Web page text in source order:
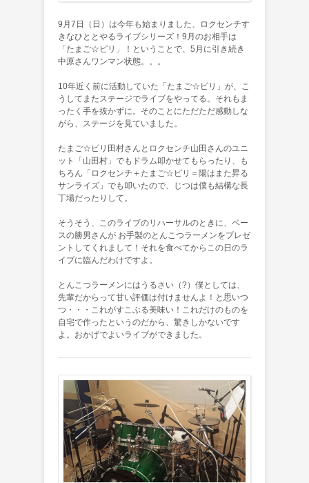
9月7日（日）は今年も始まりました、ロクセンチす
きなひととやるライブシリーズ！9月のお相手は
「たまご☆ピリ」！ということで、5月に引き続き
中原さんワンマン状態。。。
10年近く前に活動していた「たまご☆ピリ」が、こ
うしてまたステージでライブをやってる。それもま
ったく手を抜かずに。そのことにただただ感動しな
がら、ステージを見ていました。
たまご☆ピリ田村さんとロクセンチ山田さんのユニ
ット「山田村」でもドラム叩かせてもらったり、も
ちろん「ロクセンチ＋たまご☆ピリ＝陽はまた昇る
サンライズ」でも叩いたので、じつは僕も結構な長
丁場だったりして。
そうそう、このライブのリハーサルのときに、ベー
スの勝男さんが お手製のとんこつラーメンをプレゼ
ントしてくれまして！それを食べてからこの日のラ
イブに臨んだわけですよ。
とんこつラーメンにはうるさい（?）僕としては、
先輩だからって甘い評価は付けませんよ！と思いつ
つ・・・これがすこぶる美味い！これだけのものを
自宅で作ったというのだから、驚きしかないです
よ。おかげでよいライブができました。